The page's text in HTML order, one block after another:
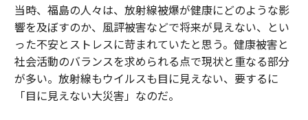
当時、福島の人々は、放射線被爆が健康にどのような影
響を及ぼすのか、風評被害などで将来が見えない、とい
った不安とストレスに苛まれていたと思う。健康被害と
社会活動のバランスを求められる点で現状と重なる部分
が多い。放射線もウイルスも目に見えない、要するに
「目に見えない大災害」なのだ。